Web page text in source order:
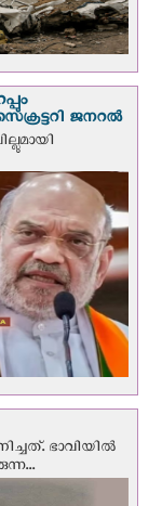
ജനറല്‍
ഭാവിയില്‍